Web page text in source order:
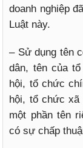
doanh nghiệp
Luật này.
– Sử dụng tên
dân, tên của
hội, tổ chức
hội, tổ chức xã
một phần tên
có sự chấp